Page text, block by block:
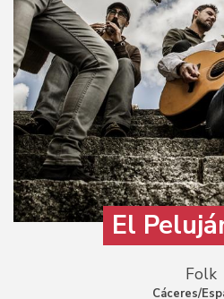
El
Folk
Cáceres/